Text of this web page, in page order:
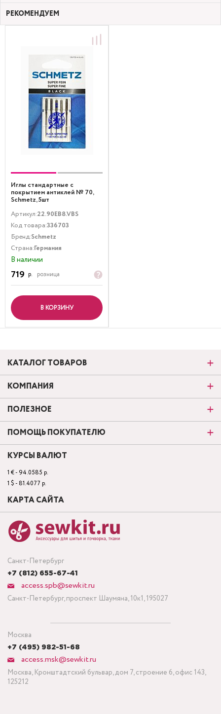
РЕКОМЕНДУЕМ
Иглы стандартные с
покрытием антиклей № 70,
Schmetz, 5шт
Артикул:22.90EB8.VBS
Код товара:336703
Бренд:Schmetz
Страна:Германия
В наличии
719 р. розница
В КОРЗИНУ
Санкт-Петербург
+7 (812) 655-67-41
access.spb@sewkit.ru
Санкт-Петербург, проспект Шаумяна, 10к1, 195027
Москва
+7 (495) 982-51-68
access.msk@sewkit.ru
Москва, Кронштадтский бульвар, дом 7, строение 6, офис 143,
125212
КАТАЛОГ ТОВАРОВ
КОМПАНИЯ
ПОЛЕЗНОЕ
ПОМОЩЬ ПОКУПАТЕЛЮ
КУРСЫ ВАЛЮТ
1 € - 94.0585 р.
1 $ - 81.4077 р.
КАРТА САЙТА